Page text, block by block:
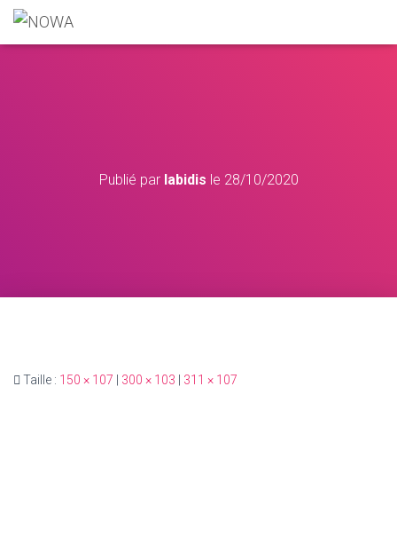
Publié par labidis le 28/10/2020
Taille : 150 × 107 300 × 103 311 × 107